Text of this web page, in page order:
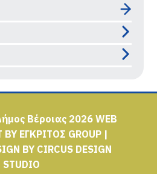
Βέροιας 2026 WEB
BY ΕΓΚΡΙΤΟΣ GROUP|
BY CIRCUS DESIGN
STUDIO